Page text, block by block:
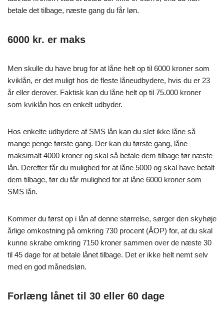
betale det tilbage, næste gang du får løn.
6000 kr. er maks
Men skulle du have brug for at låne helt op til 6000 kroner som
kviklån, er det muligt hos de fleste låneudbydere, hvis du er 23
år eller derover. Faktisk kan du låne helt op til 75.000 kroner
som kviklån hos en enkelt udbyder.
Hos enkelte udbydere af SMS lån kan du slet ikke låne så
mange penge første gang. Der kan du første gang, låne
maksimalt 4000 kroner og skal så betale dem tilbage før næste
lån. Derefter får du mulighed for at låne 5000 og skal have betalt
dem tilbage, før du får mulighed for at låne 6000 kroner som
SMS lån.
Kommer du først op i lån af denne størrelse, sørger den skyhøje
årlige omkostning på omkring 730 procent (ÅOP) for, at du skal
kunne skrabe omkring 7150 kroner sammen over de næste 30
til 45 dage for at betale lånet tilbage. Det er ikke helt nemt selv
med en god månedsløn.
Forlæng lånet til 30 eller 60 dage